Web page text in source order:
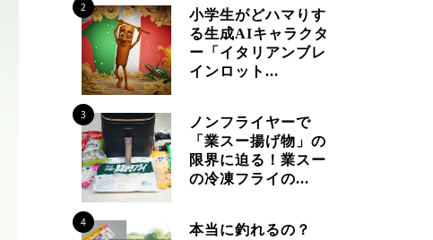
2
小学生がどハマりす
る生成AIキャラクタ
ー「イタリアンブレ
インロット...
3
ノンフライヤーで
「業スー揚げ物」の
限界に迫る！業スー
の冷凍フライの...
4
本当に釣れるの？